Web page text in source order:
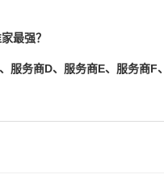
最强？
服务商D、服务商E、服务商F